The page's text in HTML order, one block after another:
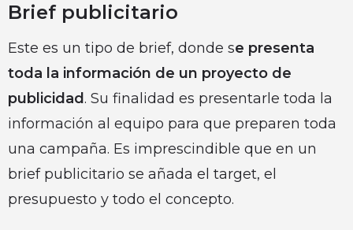
Brief publicitario
Este es un tipo de brief, donde se presenta
toda la información de un proyecto de
publicidad . Su finalidad es presentarle toda la
información al equipo para que preparen toda
una campaña. Es imprescindible que en un
brief publicitario se añada el target, el
presupuesto y todo el concepto.